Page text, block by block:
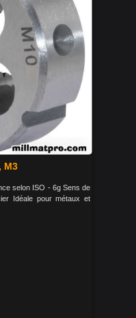
M3
selon ISO - 6g Sens de
Idéale pour métaux et